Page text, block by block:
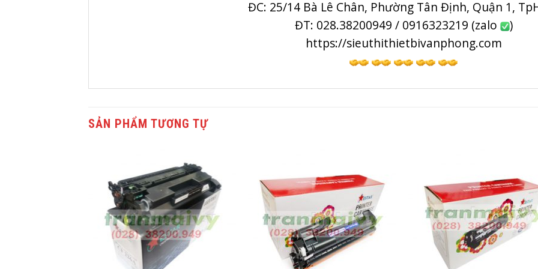
ĐC: 25/14 Bà Lê Chân, Phường Tân Định, Quận 1,
ĐT: 028.38200949 / 0916323219 (zalo
)
https://sieuthithietbivanphong.com
SẢN PHẨM TƯƠNG TỰ